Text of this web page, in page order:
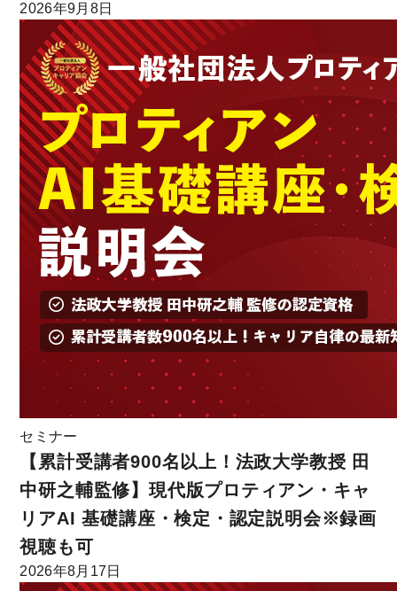
2026年9月8日
セミナー
【累計受講者900名以上！法政大学教授 田
中研之輔監修】現代版プロティアン・キャ
リアAI 基礎講座・検定・認定説明会※録画
視聴も可
2026年8月17日